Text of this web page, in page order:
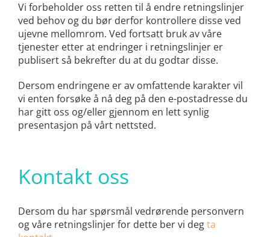
Vi forbeholder oss retten til å endre retningslinjer
ved behov og du bør derfor kontrollere disse ved
ujevne mellomrom. Ved fortsatt bruk av våre
tjenester etter at endringer i retningslinjer er
publisert så bekrefter du at du godtar disse.
Dersom endringene er av omfattende karakter vil
vi enten forsøke å nå deg på den e-postadresse du
har gitt oss og/eller gjennom en lett synlig
presentasjon på vårt nettsted.
Kontakt oss
Dersom du har spørsmål vedrørende personvern
og våre retningslinjer for dette ber vi degta